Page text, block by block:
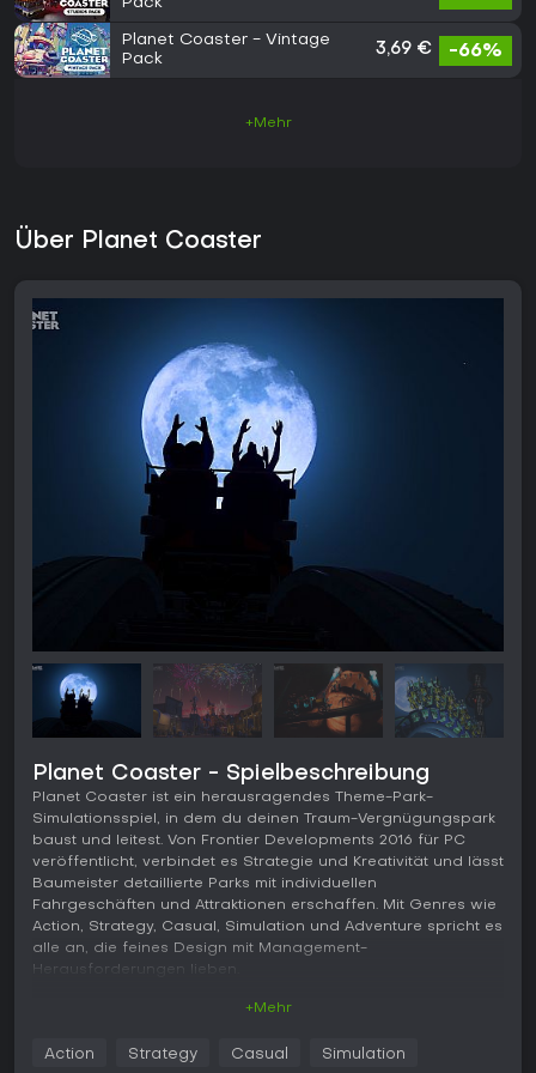
Pack
Planet Coaster - Vintage
Pack
3,69 € -66%
+Mehr
Über Planet Coaster
Planet Coaster - Spielbeschreibung
Planet Coaster ist ein herausragendes Theme-Park-
Simulationsspiel, in dem du deinen Traum-Vergnügungspark
baust und leitest. Von Frontier Developments 2016 für PC
veröffentlicht, verbindet es Strategie und Kreativität und lässt
Baumeister detaillierte Parks mit individuellen
Fahrgeschäften und Attraktionen erschaffen. Mit Genres wie
Action, Strategy, Casual, Simulation und Adventure spricht es
alle an, die feines Design mit Management-
Herausforderungen lieben.
Stück für Stück aufzubauen und zu optimieren. Du legst
+Mehr
Action Strategy Casual Simulation